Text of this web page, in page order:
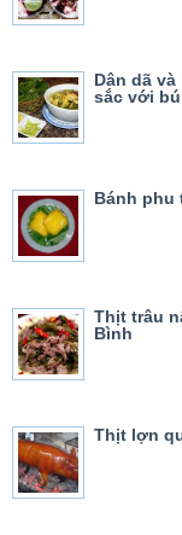
Dân dã
sắc với
Bánh phu
Thịt trâu
Bình
Thịt lợn